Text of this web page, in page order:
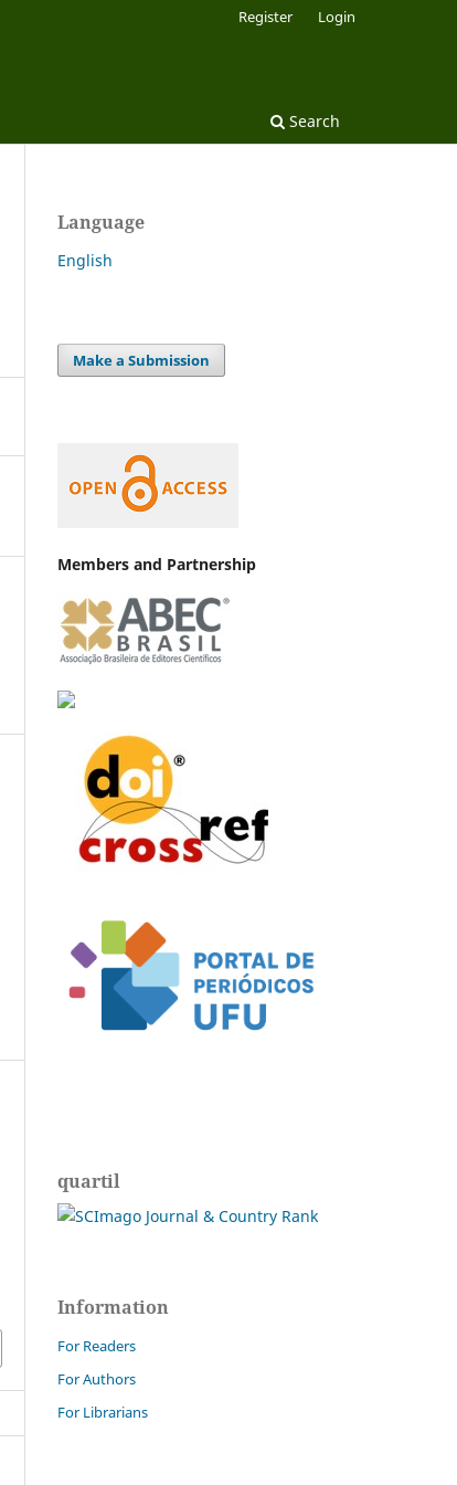
Search
Register Login
Language
English
Make a Submission
Members and Partnership
quartil
Information
For Readers
For Authors
For Librarians